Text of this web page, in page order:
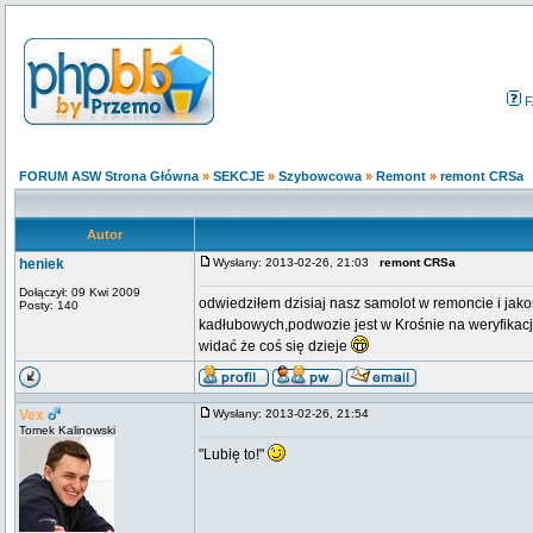
FORUM ASW Strona Główna » SEKCJE » Szybowcowa » Remont » remont CRSa
Autor
heniek
Dołączył: 09 Kwi 2009
Posty: 140
Wysłany: 2013-02-26, 21:03 remont CRSa
odwiedziłem dzisiaj nasz samolot w remoncie i
kadłubowych,podwozie jest w Krośnie na
widać że coś się dzieje
Vex
Tomek Kalinowski
Wysłany: 2013-02-26, 21:54
"Lubię to!"